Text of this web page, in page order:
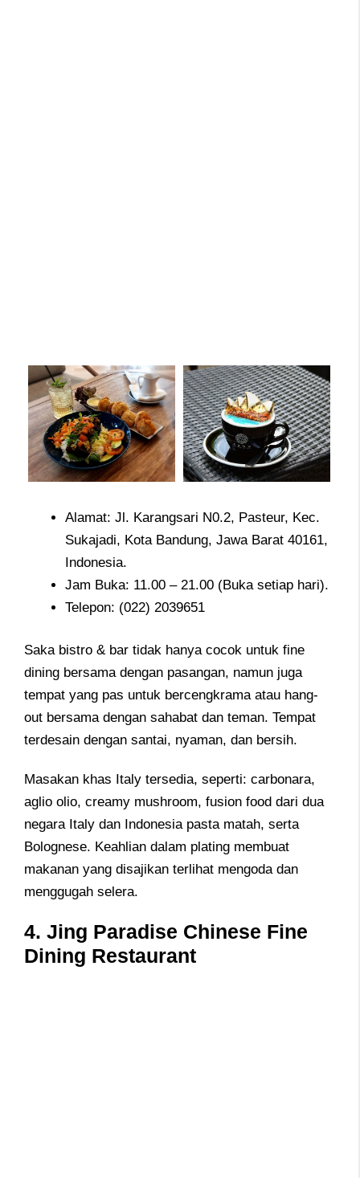
Alamat: Jl. Karangsari N0.2, Pasteur, Kec.
Sukajadi, Kota Bandung, Jawa Barat 40161,
Indonesia.
Jam Buka: 11.00 – 21.00 (Buka setiap hari).
Telepon: (022) 2039651
Saka bistro & bar tidak hanya cocok untuk fine
dining bersama dengan pasangan, namun juga
tempat yang pas untuk bercengkrama atau hang-
out bersama dengan sahabat dan teman. Tempat
terdesain dengan santai, nyaman, dan bersih.
Masakan khas Italy tersedia, seperti: carbonara,
aglio olio, creamy mushroom, fusion food dari dua
negara Italy dan Indonesia pasta matah, serta
Bolognese. Keahlian dalam plating membuat
makanan yang disajikan terlihat mengoda dan
menggugah selera.
4. Jing Paradise Chinese Fine
Dining Restaurant